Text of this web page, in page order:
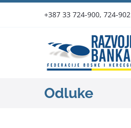
+387 33 724-900, 724-902
Odluke